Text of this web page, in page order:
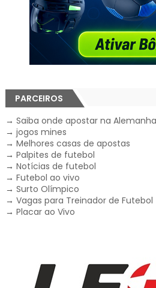
PARCEIROS
→ Saiba onde apostar na
→ jogos mines
→ Melhores casas de apostas
→ Palpites de futebol
→ Notícias de futebol
→ Futebol ao vivo
→ Surto Olímpico
→ Vagas para Treinador de Futebol
→ Placar ao Vivo